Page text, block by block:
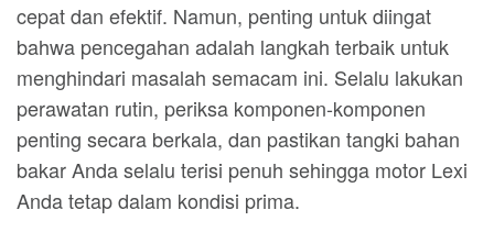
cepat dan efektif. Namun, penting untuk diingat
bahwa pencegahan adalah langkah terbaik untuk
menghindari masalah semacam ini. Selalu lakukan
perawatan rutin, periksa komponen-komponen
penting secara berkala, dan pastikan tangki bahan
bakar Anda selalu terisi penuh sehingga motor Lexi
Anda tetap dalam kondisi prima.